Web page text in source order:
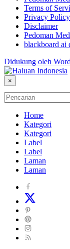
Terms of
Privacy Policy
Disclaimer
Pedoman
blackboard ai
Didukung oleh
×
Home
Kategori
Kategori
Label
Label
Laman
Laman